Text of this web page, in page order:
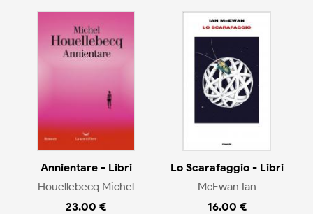
Annientare - Libri
Houellebecq Michel
23.00 €
Lo Scarafaggio - Libri
McEwan Ian
16.00 €